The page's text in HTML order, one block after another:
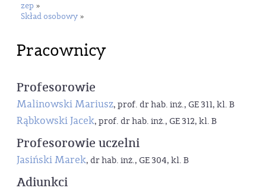
zep »
Skład osobowy »
Pracownicy
Profesorowie
Malinowski Mariusz, prof. dr hab. inż., GE 311, kl. B
Rąbkowski Jacek, prof. dr hab. inż., GE 312, kl. B
Profesorowie uczelni
Jasiński Marek, dr hab. inż., GE 304, kl. B
Adiunkci